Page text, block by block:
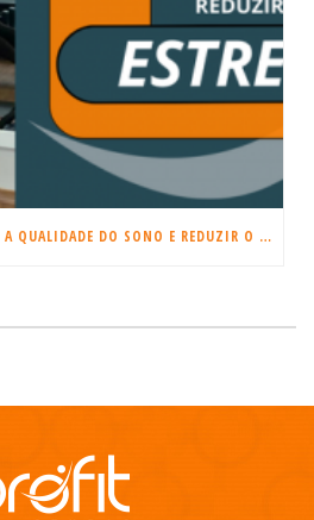
PILATES PARA MELHORAR A QUALIDADE DO SONO E REDUZIR O ESTRESSE